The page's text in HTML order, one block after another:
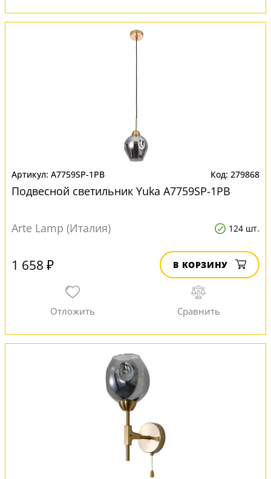
A7759SP-1PB 279868
Подвесной светильник Yuka A7759SP-1PB
Arte Lamp (Италия) 124 шт.
1 658 ₽ В КОРЗИНУ